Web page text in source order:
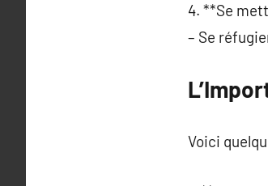
4. **Se
– Se
Voici